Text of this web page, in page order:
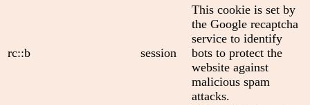
rc::b session
This cookie is set by
the Google recaptcha
service to identify
bots to protect the
website against
malicious spam
attacks.